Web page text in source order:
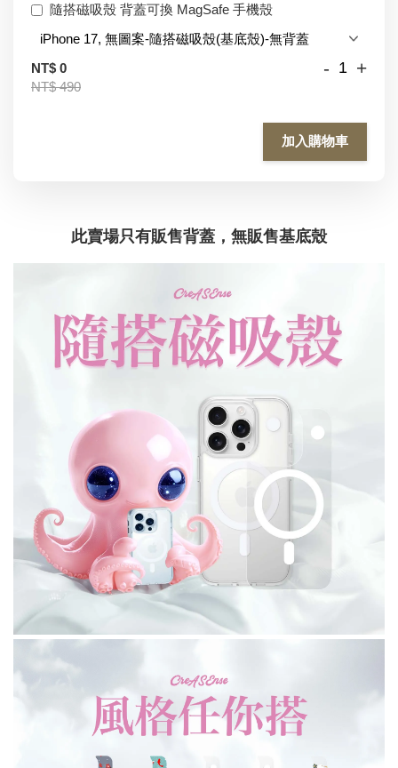
隨搭磁吸殼 背蓋可換 MagSafe 手機殼
NT$ 0
NT$ 490
- +
加入購物車
此賣場只有販售背蓋，無販售基底殼